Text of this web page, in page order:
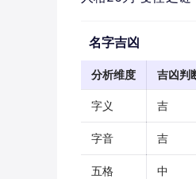
名字吉凶
分析维度 吉凶判
字义 吉
字音 吉
五格 中